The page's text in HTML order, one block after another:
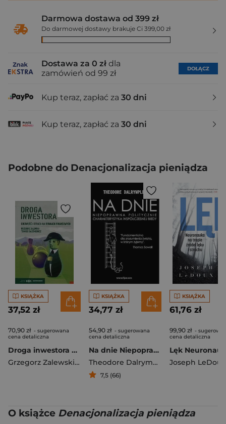
Darmowa dostawa od 399 zł
Do darmowej dostawy brakuje Ci 399,00 zł
Dostawa za 0 zł dla
zamówień od 99 zł
DOŁĄCZ
Kup teraz, zapłać za 30 dni
Kup teraz, zapłać za 30 dni
Podobne do Denacjonalizacja pieniądza
KSIĄŻKA
37,52 zł
70,90 zł - sugerowana
cena detaliczna
Droga inwestora Chciwość i strach na rynkach finansowych
Grzegorz Zalewski
,Zaleśkiewicz Tomasz
KSIĄŻKA
34,77 zł
54,90 zł - sugerowana
cena detaliczna
Na dnie Niepoprawna politycznie charakterystyka współczesnej biedy
Theodore Dalrymple
7,5 (66)
KSIĄŻKA
61,76 zł
99,90 zł -
cena detaliczna
Joseph LeDoux
O książce Denacjonalizacja pieniądza